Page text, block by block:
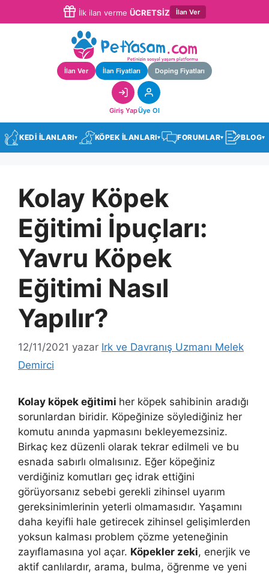
İlk ilan verme ÜCRETSİZ İlan Ver
İlan Ver İlan Fiyatları Doping Fiyatları
Giriş YapÜye Ol
KEDİ İLANLARI▾ KÖPEK İLANLARI▾ FORUMLAR▾ BLOG▾
Kolay Köpek
Eğitimi İpuçları:
Yavru Köpek
Eğitimi Nasıl
Yapılır?
12/11/2021 yazar Irk ve Davranış Uzmanı Melek
Demirci
Kolay köpek eğitimi her köpek sahibinin aradığı
sorunlardan biridir. Köpeğinize söylediğiniz her
komutu anında yapmasını bekleyemezsiniz.
Birkaç kez düzenli olarak tekrar edilmeli ve bu
esnada sabırlı olmalısınız. Eğer köpeğiniz
verdiğiniz komutları geç idrak ettiğini
görüyorsanız sebebi gerekli zihinsel uyarım
gereksinimlerinin yeterli olmamasıdır. Yaşamını
daha keyifli hale getirecek zihinsel gelişimlerden
yoksun kalması problem çözme yeteneğinin
zayıflamasına yol açar. Köpekler zeki, enerjik ve
aktif canlılardır, arama, bulma, öğrenme ve yeni